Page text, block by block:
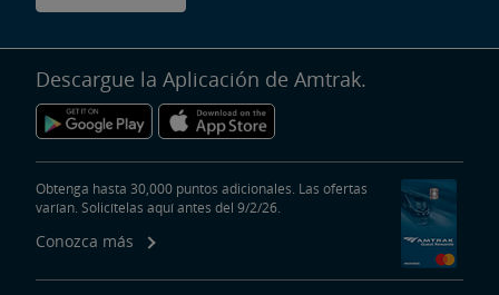
Descargue la Aplicación de Amtrak.
Obtenga hasta 30,000 puntos adicionales. Las ofertas
varían. Solicítelas aquí antes del 9/2/26.
Conozca más